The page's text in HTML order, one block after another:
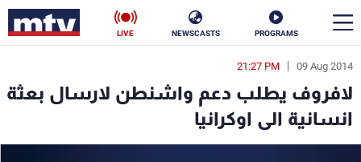
PROGRAMS
NEWSCASTS
LIVE
09 Aug 2014
21:27 PM
لافروف يطلب دعم واشنطن لارسال بعثة
انسانية الى اوكرانيا
en
الأخبار
سياسة ناس